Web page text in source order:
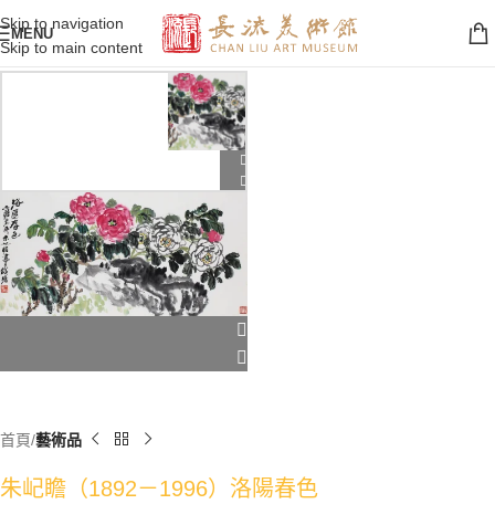
Skip to navigation
Skip to main content
MENU
首頁 藝術品
朱屺瞻（1892－1996）洛陽春色